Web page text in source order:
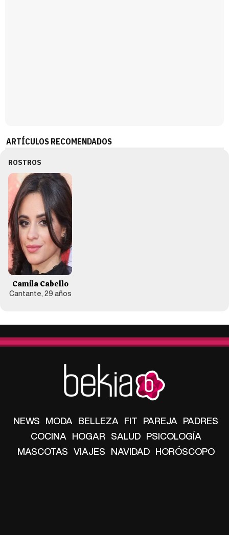
ARTÍCULOS RECOMENDADOS
ROSTROS
Camila Cabello
Cantante, 29 años
NEWS MODA BELLEZA FIT PAREJA PADRES
COCINA HOGAR SALUD PSICOLOGÍA
MASCOTAS VIAJES NAVIDAD HORÓSCOPO